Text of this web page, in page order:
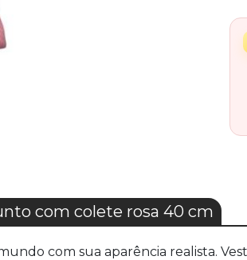
com colete rosa 40 cm
com sua aparência realista.